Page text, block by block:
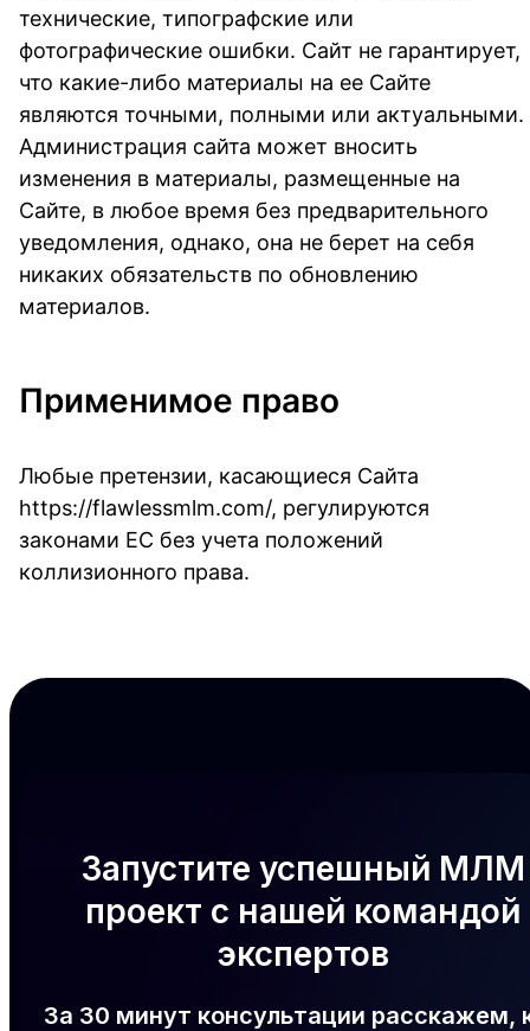
технические, типографские или
фотографические ошибки. Сайт не гарантирует,
что какие-либо материалы на ее Сайте
являются точными, полными или актуальными.
Администрация сайта может вносить
изменения в материалы, размещенные на
Сайте, в любое время без предварительного
уведомления, однако, она не берет на себя
никаких обязательств по обновлению
материалов.
Применимое право
Любые претензии, касающиеся Сайта
https://flawlessmlm.com/, регулируются
законами ЕС без учета положений
коллизионного права.
Запустите успешный МЛМ
проект с нашей командой
экспертов
За 30 минут консультации расскажем,